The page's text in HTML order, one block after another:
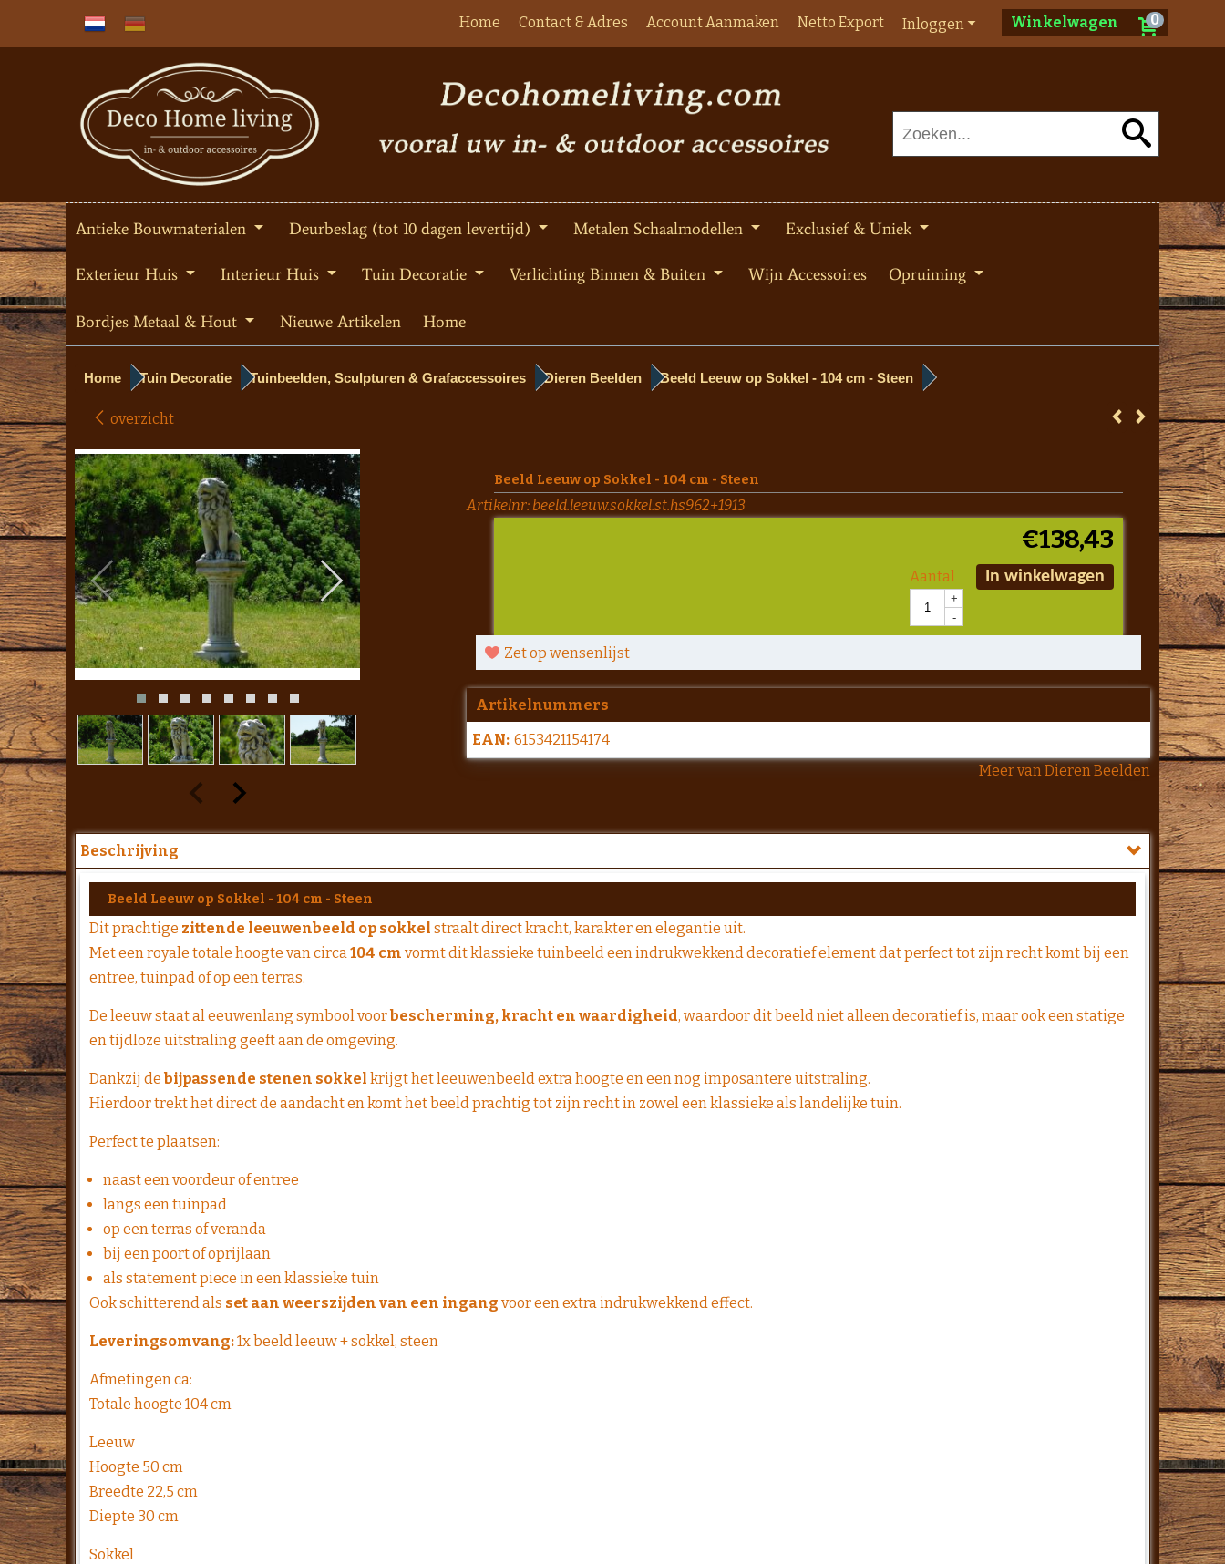
Winkelwagen 0
Inloggen
Home Contact & Adres Account Aanmaken Netto Export
Antieke Bouwmaterialen Deurbeslag (tot 10 dagen levertijd) Metalen Schaalmodellen Exclusief & Uniek
Exterieur Huis Interieur Huis Tuin Decoratie Verlichting Binnen & Buiten Wijn Accessoires Opruiming
Bordjes Metaal & Hout Nieuwe Artikelen Home
Home Tuin Decoratie Tuinbeelden, Sculpturen & Grafaccessoires Dieren Beelden Beeld Leeuw op Sokkel - 104 cm - Steen
overzicht
Beeld Leeuw op Sokkel - 104 cm - Steen
Artikelnr: beeld.leeuw.sokkel.st.hs962+1913
€138,43
Aantal
+
-
In winkelwagen
Zet op wensenlijst
Artikelnummers
EAN: 6153421154174
Meer van Dieren Beelden
Beschrijving
Beeld Leeuw op Sokkel - 104 cm - Steen
Dit prachtige zittende leeuwenbeeld op sokkel straalt direct kracht, karakter en elegantie uit.
Met een royale totale hoogte van circa 104 cm vormt dit klassieke tuinbeeld een indrukwekkend decoratief element dat perfect tot zijn recht komt bij een
entree, tuinpad of op een terras.
De leeuw staat al eeuwenlang symbool voorbescherming, kracht en waardigheid, waardoor dit beeld niet alleen decoratief is, maar ook een statige
en tijdloze uitstraling geeft aan de omgeving.
Dankzij de bijpassende stenen sokkel krijgt het leeuwenbeeld extra hoogte en een nog imposantere uitstraling.
Hierdoor trekt het direct de aandacht en komt het beeld prachtig tot zijn recht in zowel een klassieke als landelijke tuin.
Perfect te plaatsen:
naast een voordeur of entree
langs een tuinpad
op een terras of veranda
bij een poort of oprijlaan
als statement piece in een klassieke tuin
Ook schitterend als set aan weerszijden van een ingang voor een extra indrukwekkend effect.
Leveringsomvang:1x beeld leeuw + sokkel, steen
Afmetingen ca:
Totale hoogte 104 cm
Leeuw
Hoogte 50 cm
Breedte 22,5 cm
Diepte 30 cm
Sokkel